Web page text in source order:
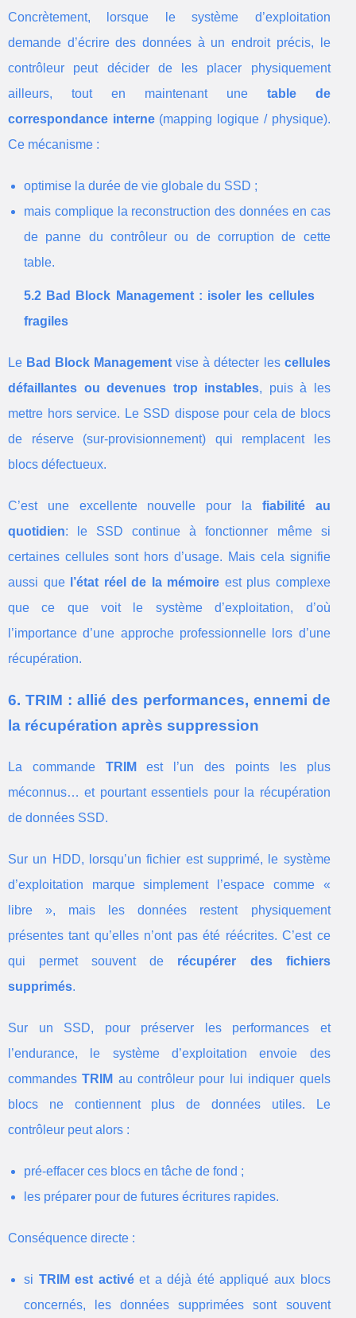
Concrètement, lorsque le système d’exploitation
demande d’écrire des données à un endroit précis, le
contrôleur peut décider de les placer physiquement
ailleurs, tout en maintenant une table de
correspondance interne(mapping logique / physique).
Ce mécanisme :
optimise la durée de vie globale du SSD ;
mais complique la reconstruction des données en cas
de panne du contrôleur ou de corruption de cette
table.
5.2 Bad Block Management : isoler les cellules
fragiles
Le Bad Block Management vise à détecter les cellules
défaillantes ou devenues trop instables, puis à les
mettre hors service. Le SSD dispose pour cela de blocs
de réserve (sur-provisionnement) qui remplacent les
blocs défectueux.
C’est une excellente nouvelle pour la fiabilité au
quotidien: le SSD continue à fonctionner même si
certaines cellules sont hors d’usage. Mais cela signifie
aussi que
l’état réel de la mémoire est plus complexe
que ce que voit le système d’exploitation, d’où
l’importance d’une approche professionnelle lors d’une
récupération.
6. TRIM : allié des performances, ennemi de
la récupération après suppression
La commande TRIM est l’un des points les plus
méconnus… et pourtant essentiels pour la récupération
de données SSD.
Sur un HDD, lorsqu’un fichier est supprimé, le système
d’exploitation marque simplement l’espace comme «
libre », mais les données restent physiquement
présentes tant qu’elles n’ont pas été réécrites. C’est ce
qui permet souvent de récupérer des fichiers
supprimés.
Sur un SSD, pour préserver les performances et
l’endurance, le système d’exploitation envoie des
commandesTRIM au contrôleur pour lui indiquer quels
blocs ne contiennent plus de données utiles. Le
contrôleur peut alors :
pré-effacer ces blocs en tâche de fond ;
les préparer pour de futures écritures rapides.
Conséquence directe :
si TRIM est activéet a déjà été appliqué aux blocs
concernés, les données supprimées sont souvent